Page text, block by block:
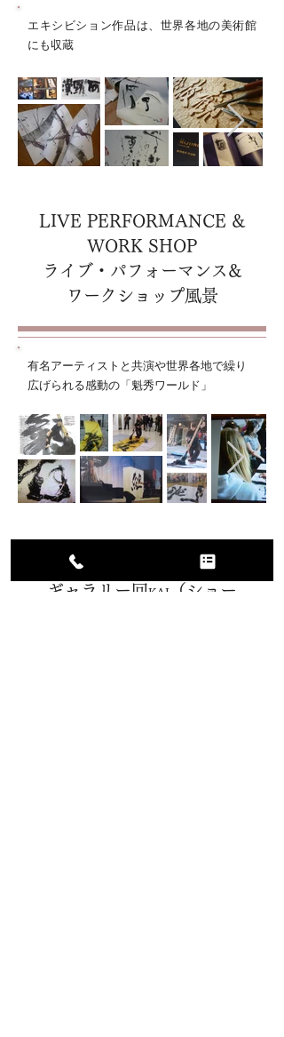
エキシビション作品は、世界各地の美術館
にも収蔵
LIVE PERFORMANCE &
WORK SHOP
ライブ・パフォーマンス&
ワークショップ風景
有名アーティストと共演や世界各地で繰り
広げられる感動の「魁秀ワールド」
ギャラリー回KAI
（ショー